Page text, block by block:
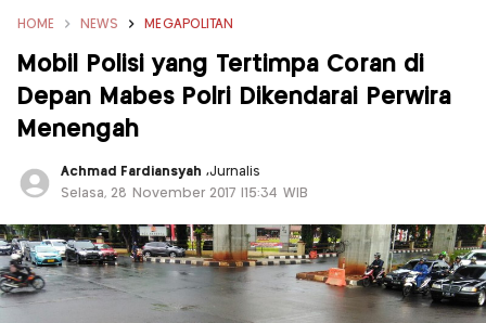
HOME NEWS MEGAPOLITAN
Mobil Polisi yang Tertimpa Coran di
Depan Mabes Polri Dikendarai Perwira
Menengah
Achmad Fardiansyah ,Jurnalis
Selasa, 28 November 2017 |15:34 WIB